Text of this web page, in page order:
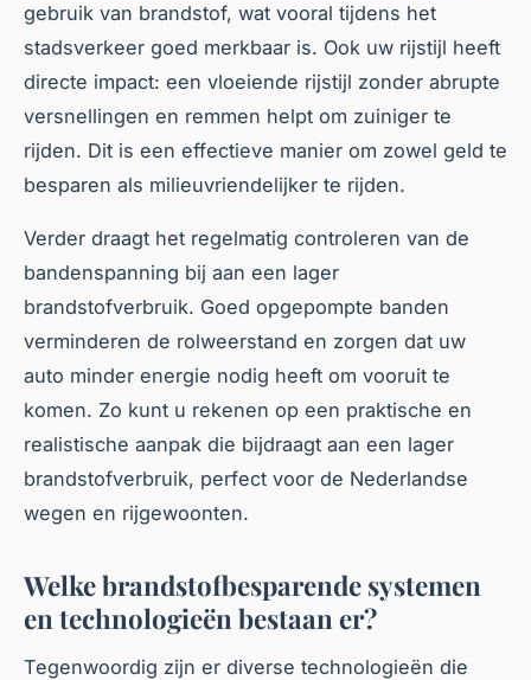
gebruik van brandstof, wat vooral tijdens het
stadsverkeer goed merkbaar is. Ook uw rijstijl heeft
directe impact: een vloeiende rijstijl zonder abrupte
versnellingen en remmen helpt om zuiniger te
rijden. Dit is een effectieve manier om zowel geld te
besparen als milieuvriendelijker te rijden.
Verder draagt het regelmatig controleren van de
bandenspanning bij aan een lager
brandstofverbruik. Goed opgepompte banden
verminderen de rolweerstand en zorgen dat uw
auto minder energie nodig heeft om vooruit te
komen. Zo kunt u rekenen op een praktische en
realistische aanpak die bijdraagt aan een lager
brandstofverbruik, perfect voor de Nederlandse
wegen en rijgewoonten.
Welke brandstofbesparende systemen
en technologieën bestaan er?
Tegenwoordig zijn er diverse technologieën die